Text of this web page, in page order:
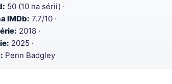
50 (10 na sérii) ·
IMDb: 7.7/10 ·
2018 ·
2025 ·
Penn Badgley